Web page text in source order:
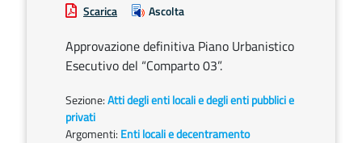
Scarica Ascolta
Approvazione definitiva Piano Urbanistico
Esecutivo del “Comparto 03”.
Sezione:Atti degli enti locali e degli enti pubblici e
privati
Argomenti: Enti locali e decentramento